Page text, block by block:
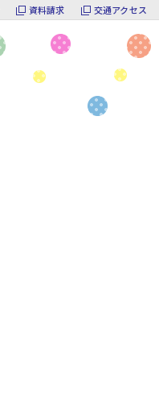
資料請求 交通アクセス